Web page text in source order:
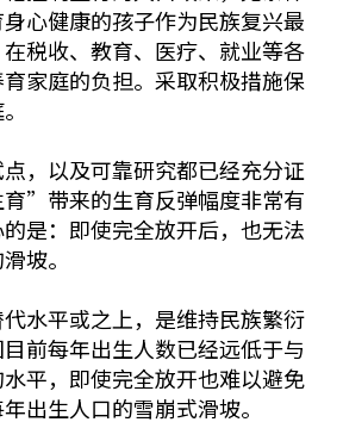
心健康的孩子作为民族复兴最
税收、教育、医疗、就业等各
家庭的负担。采取积极措施保
，以及可靠研究都已经充分证
”带来的生育反弹幅度非常有
是：即使完全放开后，也无法
坡。
水平或之上，是维持民族繁衍
前每年出生人数已经远低于与
平，即使完全放开也难以避免
出生人口的雪崩式滑坡。